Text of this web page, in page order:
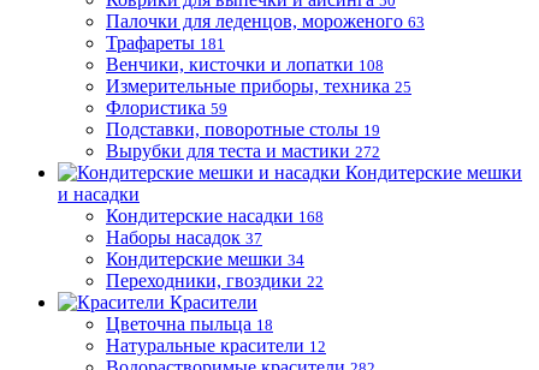
Палочки для леденцов, мороженого 63
Трафареты 181
Венчики, кисточки и лопатки 108
Измерительные приборы, техника 25
Флористика 59
Подставки, поворотные столы 19
Вырубки для теста и мастики 272
Кондитерские мешки
и насадки
Кондитерские насадки 168
Наборы насадок 37
Кондитерские мешки 34
Переходники, гвоздики 22
Красители
Цветочна пыльца 18
Натуральные красители 12